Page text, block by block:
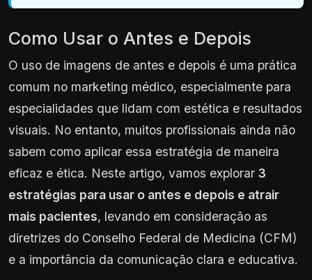
Como Usar o Antes e Depois
O uso de imagens de antes e depois é uma prática
comum no marketing médico, especialmente para
especialidades que lidam com estética e resultados
visuais. No entanto, muitos profissionais ainda não
sabem como aplicar essa estratégia de maneira
eficaz e ética. Neste artigo, vamos explorar 3
estratégias para usar o antes e depois e atrair
mais pacientes, levando em consideração as
diretrizes do Conselho Federal de Medicina (CFM)
e a importância da comunicação clara e educativa.